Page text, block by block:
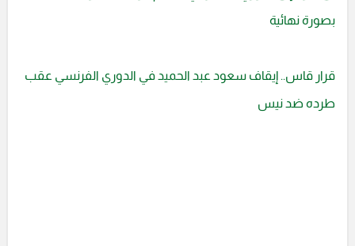
بصورة نهائية
قرار قاس.. إيقاف سعود عبد الحميد في الدوري الفرنسي عقب
طرده ضد نيس